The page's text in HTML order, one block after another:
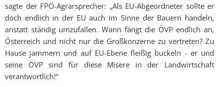
sagte der FPÖ-Agrarsprecher: „Als EU-Abgeordneter sollte er
doch endlich in der EU auch im Sinne der Bauern handeln,
anstatt ständig umzufallen. Wann fängt die ÖVP endlich an,
Österreich und nicht nur die Großkonzerne zu vertreten? Zu
Hause jammern und auf EU-Ebene fleißig buckeln - er und
seine ÖVP sind für diese Misere in der Landwirtschaft
verantwortlich!“